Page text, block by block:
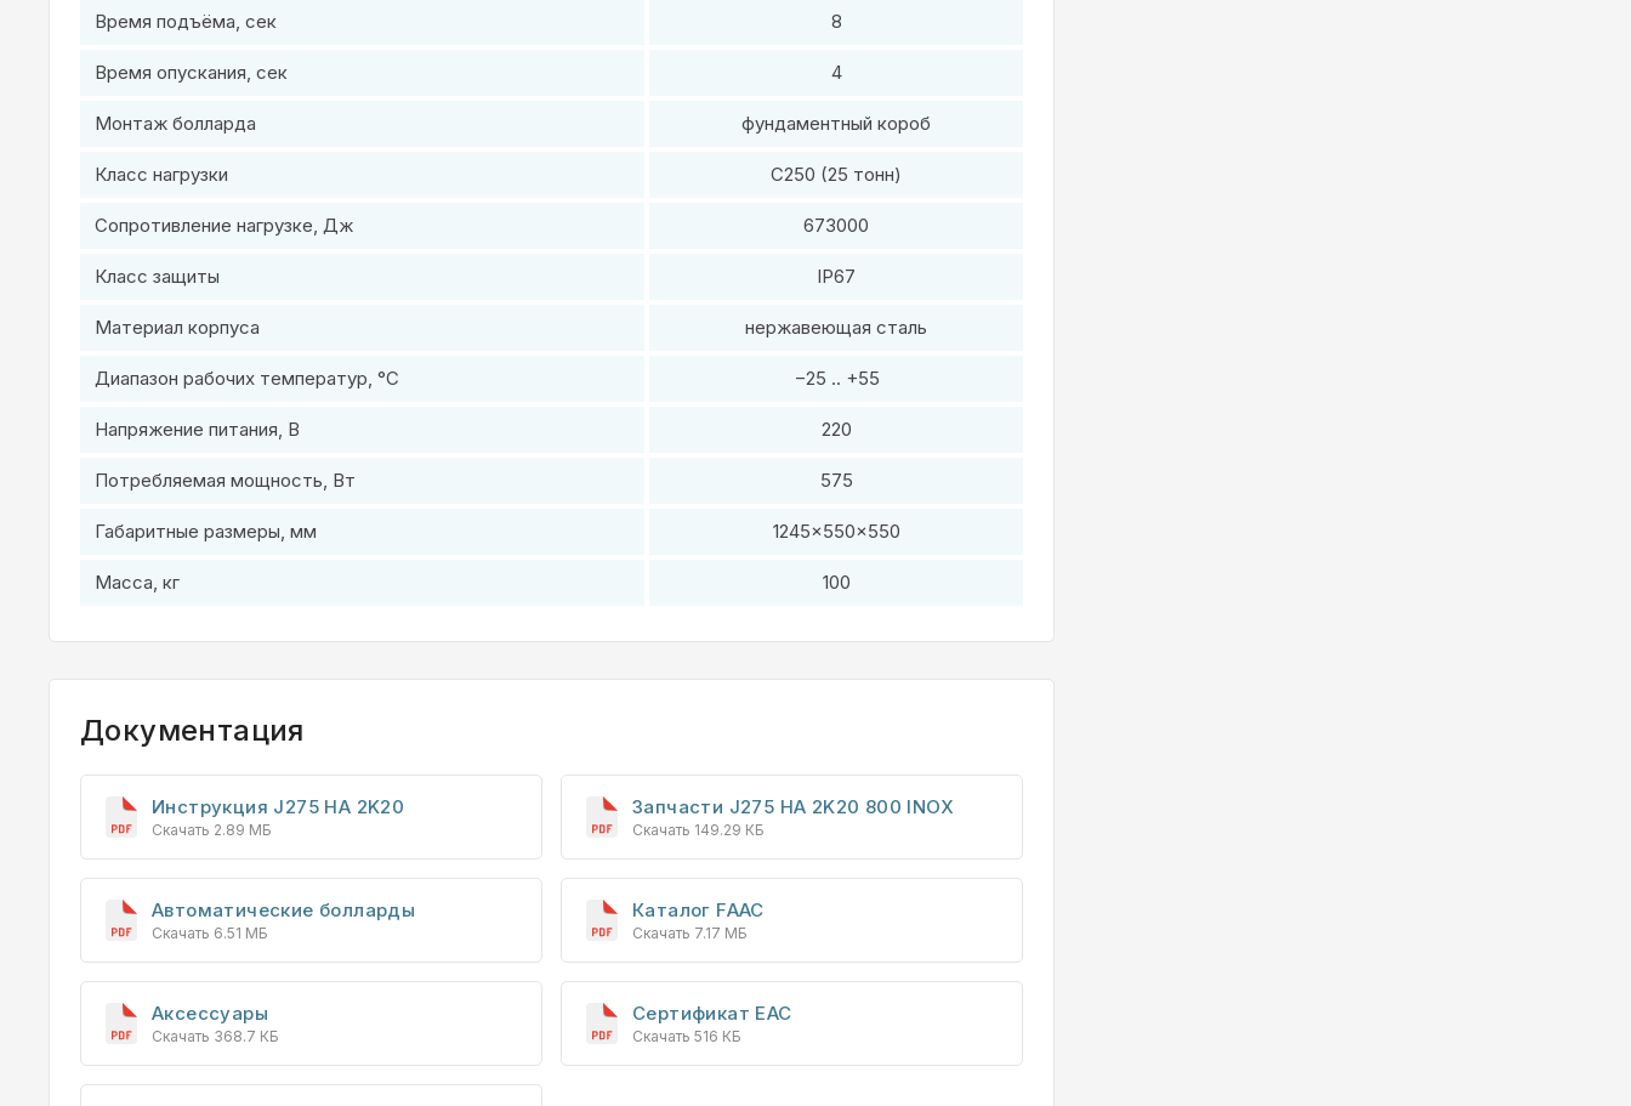
Время подъёма, сек 8
Время опускания, сек 4
Монтаж болларда фундаментный короб
Класс нагрузки C250 (25 тонн)
Сопротивление нагрузке, Дж 673000
Класс защиты IP67
Материал корпуса нержавеющая сталь
Диапазон рабочих температур, °C −25 .. +55
Напряжение питания, В 220
Потребляемая мощность, Вт 575
Габаритные размеры, мм 1245×550×550
Масса, кг 100
Документация
Инструкция J275 HA 2K20
Скачать 2.89 МБ
Запчасти J275 HA 2K20 800 INOX
Скачать 149.29 КБ
Автоматические болларды
Скачать 6.51 МБ
Каталог FAAC
Скачать 7.17 МБ
Аксессуары
Скачать 368.7 КБ
Сертификат EAC
Скачать 516 КБ